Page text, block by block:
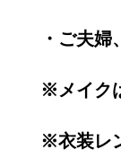
・ご夫
※メイク
※衣装レ